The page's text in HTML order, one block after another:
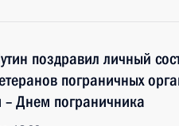
поздравил личный
пограничных
– Днем пограничника